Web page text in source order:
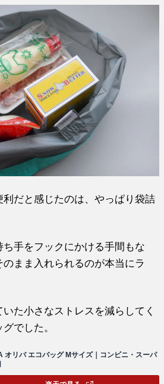
だと感じたのは、やっぱり袋詰
手をフックにかける手間もな
のまま入れられるのが本当にラ
た小さなストレスを減らしてく
でした。
オリバ エコバッグ Mサイズ｜コンビニ・スーパ